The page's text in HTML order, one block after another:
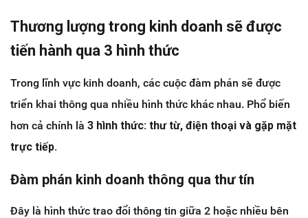
Thương lượng trong kinh doanh sẽ được
tiến hành qua 3 hình thức
Trong lĩnh vực kinh doanh, các cuộc đàm phán sẽ được
triển khai thông qua nhiều hình thức khác nhau. Phổ biến
hơn cả chính là 3 hình thức: thư từ, điện thoại và gặp mặt
trực tiếp.
Đàm phán kinh doanh thông qua thư tín
Đây là hình thức trao đổi thông tin giữa 2 hoặc nhiều bên